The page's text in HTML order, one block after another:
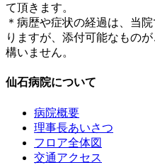
て頂きます。
＊病歴や症状の経過は、当
りますが、添付可能なもの
構いません。
仙石病院について
病院概要
理事長あいさつ
フロア全体図
交通アクセス